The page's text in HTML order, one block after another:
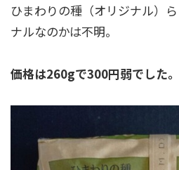
ひまわりの種（オリジナル）
ナルなのかは不明。
価格は260gで300円弱でした。